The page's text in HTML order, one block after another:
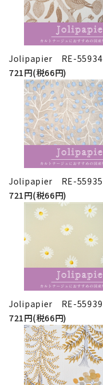
Jolipapier RE-55934
721円(税66円)
Jolipapier RE-55935
721円(税66円)
Jolipapier RE-55939
721円(税66円)